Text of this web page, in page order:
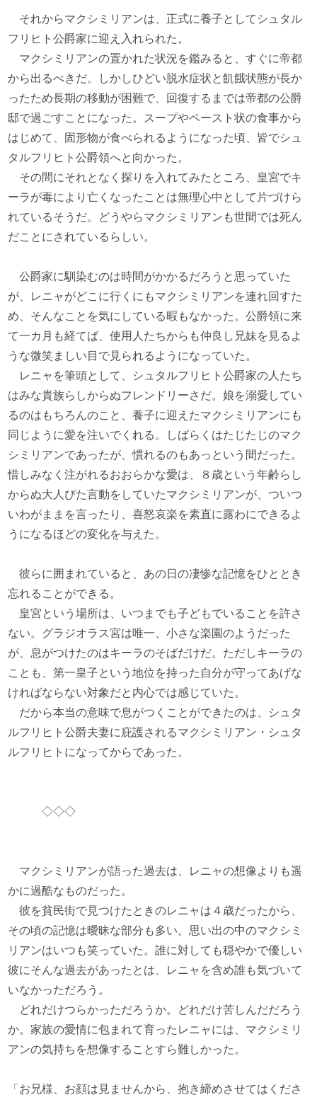
それからマクシミリアンは、正式に養子としてシュタル
フリヒト公爵家に迎え入れられた。
マクシミリアンの置かれた状況を鑑みると、すぐに帝都
から出るべきだ。しかしひどい脱水症状と飢餓状態が長か
ったため長期の移動が困難で、回復するまでは帝都の公爵
邸で過ごすことになった。スープやペースト状の食事から
はじめて、固形物が食べられるようになった頃、皆でシュ
タルフリヒト公爵領へと向かった。
その間にそれとなく探りを入れてみたところ、皇宮でキ
ーラが毒により亡くなったことは無理心中として片づけら
れているそうだ。どうやらマクシミリアンも世間では死ん
だことにされているらしい。
公爵家に馴染むのは時間がかかるだろうと思っていた
が、レニャがどこに行くにもマクシミリアンを連れ回すた
め、そんなことを気にしている暇もなかった。公爵領に来
て一カ月も経てば、使用人たちからも仲良し兄妹を見るよ
うな微笑ましい目で見られるようになっていた。
レニャを筆頭として、シュタルフリヒト公爵家の人たち
はみな貴族らしからぬフレンドリーさだ。娘を溺愛してい
るのはもちろんのこと、養子に迎えたマクシミリアンにも
同じように愛を注いでくれる。しばらくはたじたじのマク
シミリアンであったが、慣れるのもあっという間だった。
惜しみなく注がれるおおらかな愛は、８歳という年齢らし
からぬ大人びた言動をしていたマクシミリアンが、ついつ
いわがままを言ったり、喜怒哀楽を素直に露わにできるよ
うになるほどの変化を与えた。
彼らに囲まれていると、あの日の凄惨な記憶をひととき
忘れることができる。
皇宮という場所は、いつまでも子どもでいることを許さ
ない。グラジオラス宮は唯一、小さな楽園のようだった
が、息がつけたのはキーラのそばだけだ。ただしキーラの
ことも、第一皇子という地位を持った自分が守ってあげな
ければならない対象だと内心では感じていた。
だから本当の意味で息がつくことができたのは、シュタ
ルフリヒト公爵夫妻に庇護されるマクシミリアン・シュタ
ルフリヒトになってからであった。
◇◇◇
マクシミリアンが語った過去は、レニャの想像よりも遥
かに過酷なものだった。
彼を貧民街で見つけたときのレニャは４歳だったから、
その頃の記憶は曖昧な部分も多い。思い出の中のマクシミ
リアンはいつも笑っていた。誰に対しても穏やかで優しい
彼にそんな過去があったとは、レニャを含め誰も気づいて
いなかっただろう。
どれだけつらかっただろうか。どれだけ苦しんだだろう
か。家族の愛情に包まれて育ったレニャには、マクシミリ
アンの気持ちを想像することすら難しかった。
「お兄様、お顔は見ませんから、抱き締めさせてはくださ